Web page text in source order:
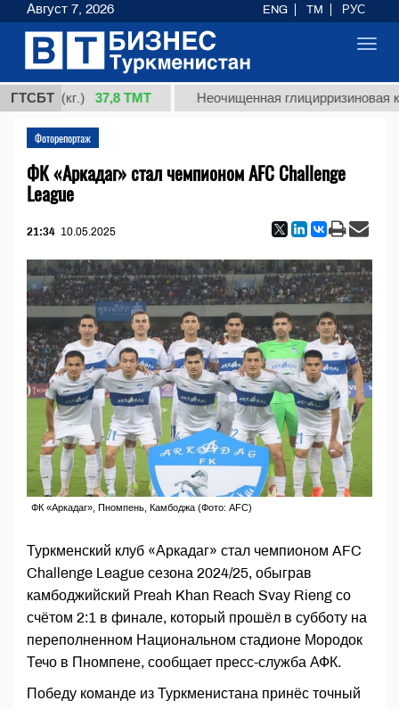
ГТСБТ
1 (кг.) 37,8 ТМТ Неочищенная глицирризиновая
Фоторепортаж
ФК «Аркадаг» стал чемпионом AFC Challenge
League
21:34 10.05.2025
ФК «Аркадаг», Пномпень, Камбоджа (Фото: AFC)
Туркменский клуб «Аркадаг» стал чемпионом AFC
Challenge League сезона 2024/25, обыграв
камбоджийский Preah Khan Reach Svay Rieng со
счётом 2:1 в финале, который прошёл в субботу на
переполненном Национальном стадионе Мородок
Течо в Пномпене, сообщает пресс-служба АФК.
Победу команде из Туркменистана принёс точный
Август 7, 2026 ENG TM РУС